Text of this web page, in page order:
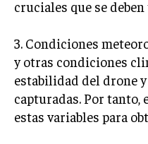
cruciales que se
3. Condiciones
y otras condiciones
estabilidad del drone
capturadas. Por tanto,
estas variables para